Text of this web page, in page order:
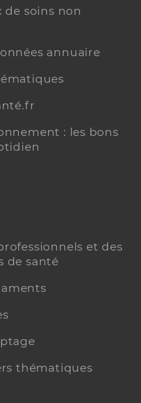
de soins non
annuaire
: les bons
et des
de santé
thématiques